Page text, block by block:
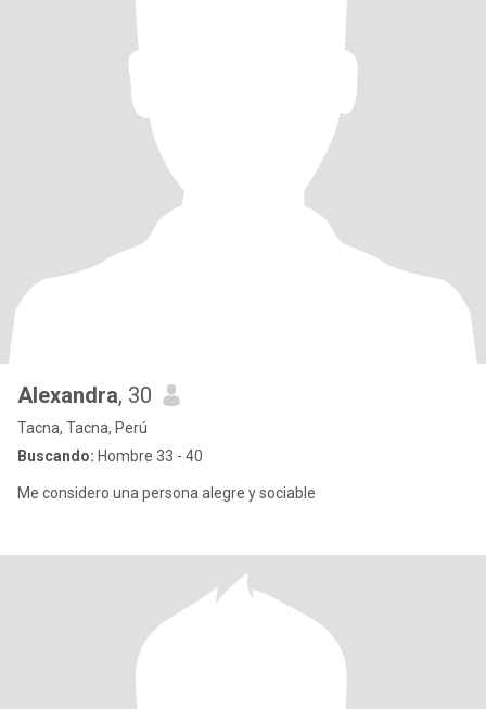
Alexandra, 30
Tacna, Tacna, Perú
Buscando: Hombre 33 - 40
Me considero una persona alegre y sociable